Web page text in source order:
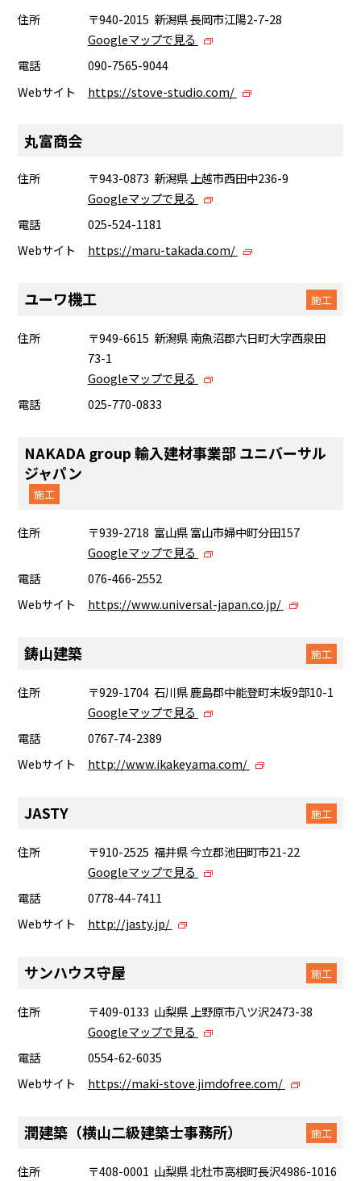
住所
〒940-2015 新潟県 長岡市江陽2-7-28
Googleマップで見る
電話
090-7565-9044
Webサイト
https://stove-studio.com/
丸富商会
住所
〒943-0873 新潟県 上越市西田中236-9
Googleマップで見る
電話
025-524-1181
Webサイト
https://maru-takada.com/
ユーワ機工 施工
住所
〒949-6615 新潟県 南魚沼郡六日町大字西泉田
73-1
Googleマップで見る
電話
025-770-0833
NAKADA group 輸入建材事業部 ユニバーサル
ジャパン
施工
住所
〒939-2718 富山県 富山市婦中町分田157
Googleマップで見る
電話
076-466-2552
Webサイト
https://www.universal-japan.co.jp/
鋳山建築 施工
住所
〒929-1704 石川県 鹿島郡中能登町末坂9部10-1
Googleマップで見る
電話
0767-74-2389
Webサイト
http://www.ikakeyama.com/
JASTY 施工
住所
〒910-2525 福井県 今立郡池田町市21-22
Googleマップで見る
電話
0778-44-7411
Webサイト
http://jasty.jp/
サンハウス守屋 施工
住所
〒409-0133 山梨県 上野原市八ツ沢2473-38
Googleマップで見る
電話
0554-62-6035
Webサイト
https://maki-stove.jimdofree.com/
潤建築（横山二級建築士事務所） 施工
住所
〒408-0001 山梨県 北杜市高根町長沢4986-1016